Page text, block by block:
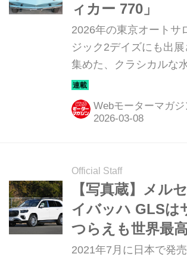
ィカー 770」
2026年の東京オートサ
ジック2デイズにも出
集めた、クラシカルな
ンフィカー 770」。そ
写真で紹介しよう。
Webモーターマガ
Official Staff
【写真蔵】メル
イバッハ GLSは
つらえも世界最
人やVIPから愛さ
2021年7月に日本で発